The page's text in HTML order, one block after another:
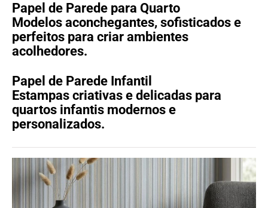
Papel de Parede para Quarto
Modelos aconchegantes, sofisticados e
perfeitos para criar ambientes
acolhedores.
Papel de Parede Infantil
Estampas criativas e delicadas para
quartos infantis modernos e
personalizados.